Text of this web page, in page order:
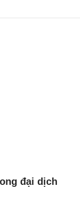
đại dịch